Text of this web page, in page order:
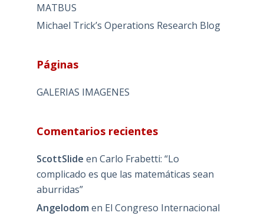
MATBUS
Michael Trick’s Operations Research Blog
Páginas
GALERIAS IMAGENES
Comentarios recientes
ScottSlide en Carlo Frabetti: “Lo
complicado es que las matemáticas sean
aburridas”
Angelodom en El Congreso Internacional